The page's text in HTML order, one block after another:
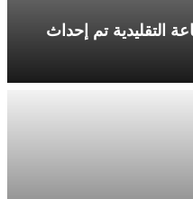
التقليدية تم إحداث